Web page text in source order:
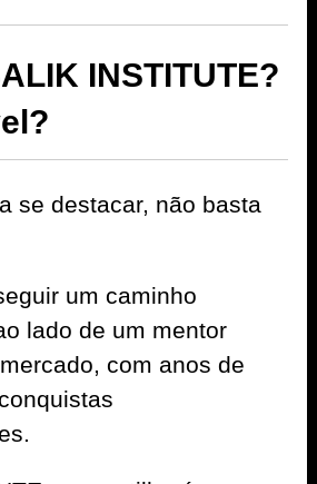
INSTITUTE?
se destacar, não basta
um caminho
lado de um mentor
com anos de